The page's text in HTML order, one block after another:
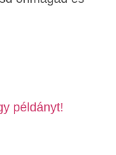
példányt!